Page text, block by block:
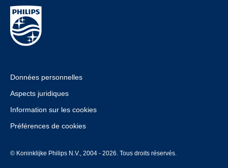
Données personnelles
Aspects juridiques
Information sur les cookies
Préférences de cookies
© Koninklijke Philips N.V., 2004 - 2026. Tous droits réservés.